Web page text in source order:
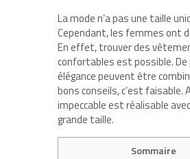
La mode n’a pas une taille
Cependant, les femmes ont
En effet, trouver des
confortables est possible.
élégance peuvent être
bons conseils, c’est faisable.
impeccable est réalisable
grande taille.
Sommaire